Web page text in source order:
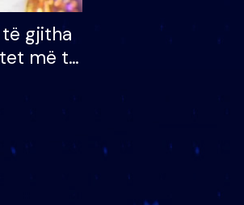
të gjitha
më të